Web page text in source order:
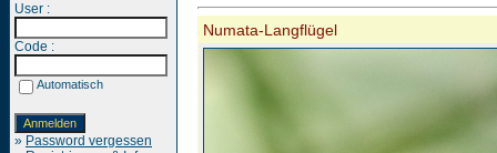
User :
Code :
Automatisch
» Password vergessen
Numata-Langflügel